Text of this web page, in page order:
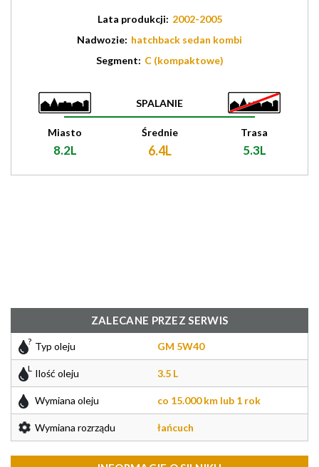
Lata produkcji: 2002-2005
Nadwozie: hatchback sedan kombi
Segment: C (kompaktowe)
SPALANIE
Miasto
8.2L
Średnie
6.4L
Trasa
5.3L
ZALECANE PRZEZ SERWIS
Typ oleju GM 5W40
Ilość oleju 3.5 L
Wymiana oleju co 15.000 km lub 1 rok
Wymiana rozrządu łańcuch